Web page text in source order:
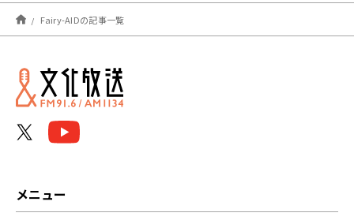
2021年12月
Fairy-AIDの記事一覧
メニュー